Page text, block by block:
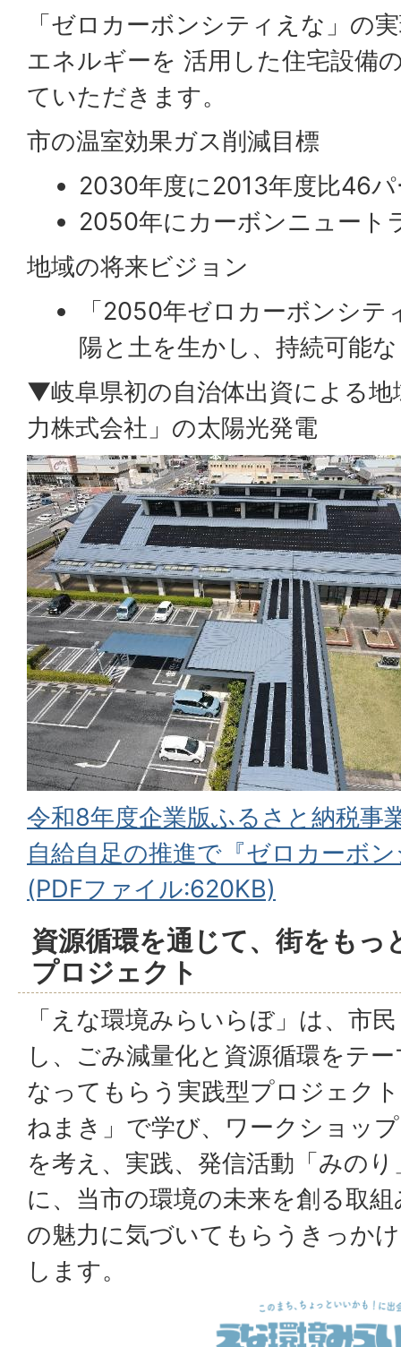
「ゼロカーボンシティえな」の
エネルギーを 活⽤した住宅設備
ていただきます。
市の温室効果ガス削減⽬標
2030年度に2013年度⽐46
2050年にカーボンニュート
地域の将来ビジョン
「2050年ゼロカーボンシ
陽と⼟を⽣かし、持続可能
▼岐阜県初の自治体出資による地
⼒株式会社」の太陽光発電
令和8年度企業版ふるさと納税事
自給自足の推進で『ゼロカーボ
(PDFファイル:620KB)
資源循環を通じて、街をもっ
プロジェクト
「えな環境みらいらぼ」は、市
し、ごみ減量化と資源循環をテ
なってもらう実践型プロジェク
ねまき」で学び、ワークショッ
を考え、実践、発信活動「みの
に、当市の環境の未来を創る取
の魅力に気づいてもらうきっか
します。